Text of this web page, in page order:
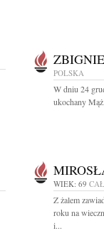
POLSKA
W dniu 24
ukochany
WIEK: 69
Z żalem
roku na
i...